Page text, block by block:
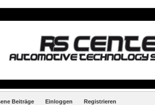
Beiträge Einloggen Registrieren